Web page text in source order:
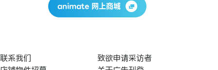
animate 网上商城
联系我们
致欲申请采访者